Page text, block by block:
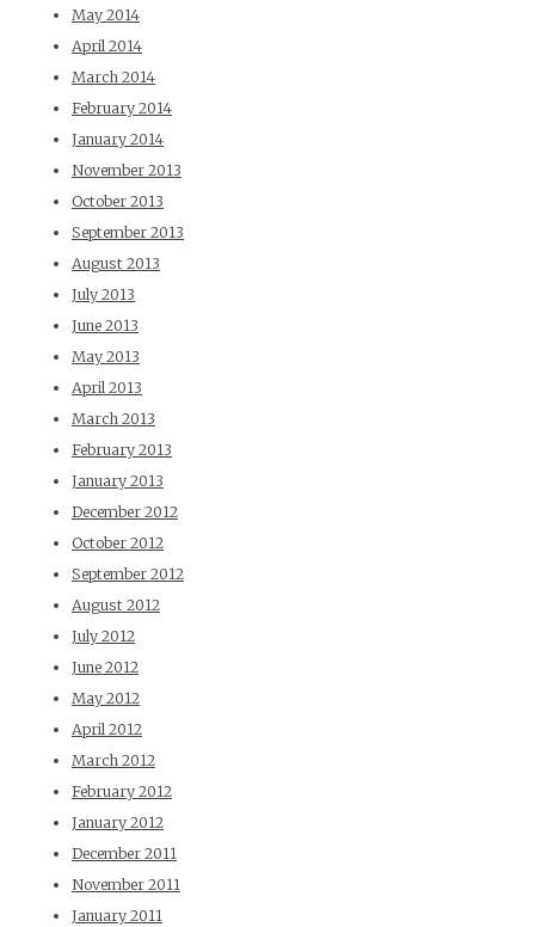
May 2014
April 2014
March 2014
February 2014
January 2014
November 2013
October 2013
September 2013
August 2013
July 2013
June 2013
May 2013
April 2013
March 2013
February 2013
January 2013
December 2012
October 2012
September 2012
August 2012
July 2012
June 2012
May 2012
April 2012
March 2012
February 2012
January 2012
December 2011
November 2011
January 2011